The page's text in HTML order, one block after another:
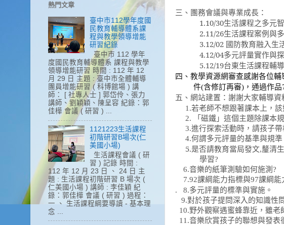
三、團務會議與專業成長：
1.10/30生活課程之多元
2.11/26生活課程案例與
3.12/02 國防教育融入生
4.12/04多元評量實作與
5.12/19台東生活課程輔
四、教學資源網審查感謝各位
件(含修訂再審)，通過作品
五、網站建置：謝謝大家輔導
1.若老師不想跟著課本上，
2.
「磁鐵」這個主題除課本
3.進行探索活動時，請孩子
4.何謂多元評量的基準與規
5.是否請教育當局發文,釐清
學習?
6.音樂的紙筆測驗如何施測 ?
7.92課綱能力指標與97課綱能
.
8.多元評量的標準與實施。
9.對於孩子提問深入的知識性
10.野外觀察遇蜜蜂靠近，雖老
11.音樂欣賞孩子的聯想與發表
熱門文章
臺中市112學年度國
民教育輔導體系課
程與教學領導增能
研習紀錄
臺中市 112 學年
度國民教育輔導體系 課程與教學
領導增能研習 時間 : 112 年 12
月 29 日 主題 : 臺中市全體輔導
團員增能研習 ( 科博館場 ) 講
師： [ 社專人士 ] 郭岱伶、張力
講師、劉穎穎、陳呈容 紀錄：郭
佳樺 會議 ( 研習 ) ...
1121223生活課程
初階研習B場次(仁
美國小場)
生活課程會議 ( 研
習 ) 記錄 時間 :
112 年 12 月 23 日 、 24 日 主
題 : 生活課程初階研習 B 場次 (
仁美國小場 ) 講師 : 李佳穎 紀
錄：郭佳樺 會議 ( 研習 ) 過程：
一 、 生活課程綱要導讀 - 基本理
念 ...